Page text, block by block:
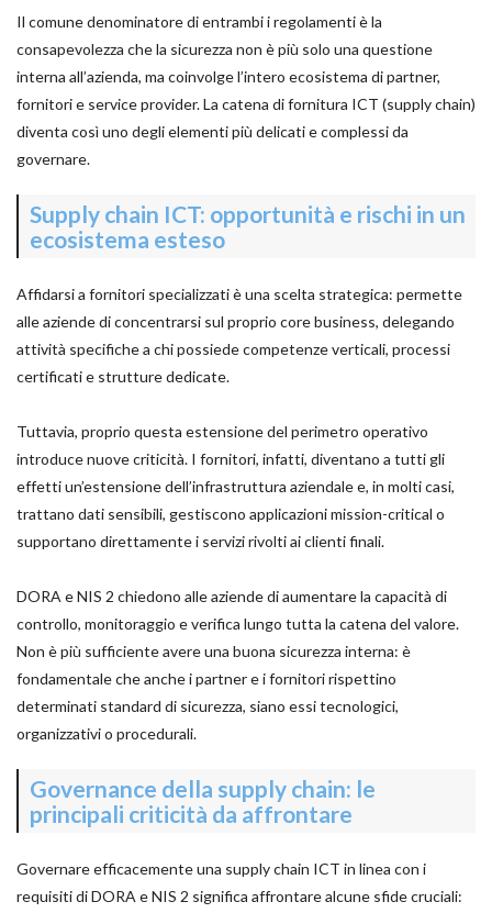
Il comune denominatore di entrambi i regolamenti è la
consapevolezza che la sicurezza non è più solo una questione
interna all’azienda, ma coinvolge l’intero ecosistema di partner,
fornitori e service provider. La catena di fornitura ICT (supply chain)
diventa così uno degli elementi più delicati e complessi da
governare.
Supply chain ICT: opportunità e rischi in un
ecosistema esteso
Affidarsi a fornitori specializzati è una scelta strategica: permette
alle aziende di concentrarsi sul proprio core business, delegando
attività specifiche a chi possiede competenze verticali, processi
certificati e strutture dedicate.
Tuttavia, proprio questa estensione del perimetro operativo
introduce nuove criticità. I fornitori, infatti, diventano a tutti gli
effetti un’estensione dell’infrastruttura aziendale e, in molti casi,
trattano dati sensibili, gestiscono applicazioni mission-critical o
supportano direttamente i servizi rivolti ai clienti finali.
DORA e NIS 2 chiedono alle aziende di aumentare la capacità di
controllo, monitoraggio e verifica lungo tutta la catena del valore.
Non è più sufficiente avere una buona sicurezza interna: è
fondamentale che anche i partner e i fornitori rispettino
determinati standard di sicurezza, siano essi tecnologici,
organizzativi o procedurali.
Governance della supply chain: le
principali criticità da affrontare
Governare efficacemente una supply chain ICT in linea con i
requisiti di DORA e NIS 2 significa affrontare alcune sfide cruciali: